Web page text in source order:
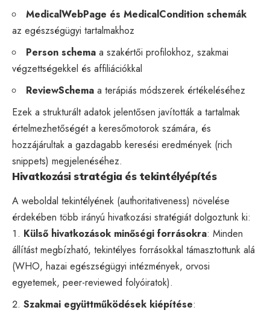
MedicalWebPage és MedicalCondition schemák
az egészségügyi tartalmakhoz
Person schema a szakértői profilokhoz, szakmai
végzettségekkel és affiliációkkal
ReviewSchema a terápiás módszerek értékeléséhez
Ezek a strukturált adatok jelentősen javították a tartalmak
értelmezhetőségét a keresőmotorok számára, és
hozzájárultak a gazdagabb keresési eredmények (rich
snippets) megjelenéséhez.
Hivatkozási stratégia és tekintélyépítés
A weboldal tekintélyének (authoritativeness) növelése
érdekében több irányú hivatkozási stratégiát dolgoztunk ki:
Külső hivatkozások minőségi forrásokra: Minden
állítást megbízható, tekintélyes forrásokkal támasztottunk alá
(WHO, hazai egészségügyi intézmények, orvosi
egyetemek, peer-reviewed folyóiratok).
Szakmai együttműködések kiépítése: